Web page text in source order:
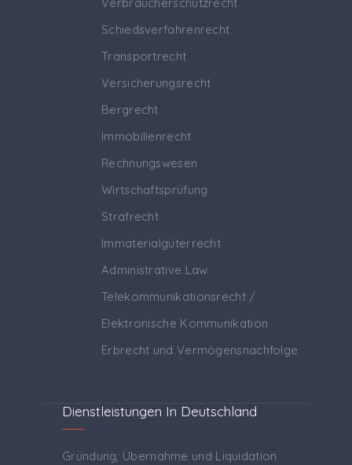
Verbraucherschutzrecht
Schiedsverfahrenrecht
Transportrecht
Versicherungsrecht
Bergrecht
Immobilienrecht
Rechnungswesen
Wirtschaftsprüfung
Strafrecht
Immaterialgüterrecht
Administrative Law
Telekommunikationsrecht /
Elektronische Kommunikation
Erbrecht und Vermögensnachfolge
Dienstleistungen In Deutschland
Gründung, Übernahme und Liquidation